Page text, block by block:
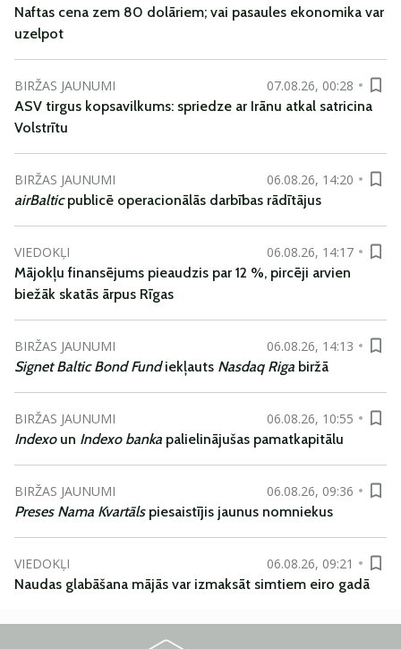
Naftas cena zem 80 dolāriem; vai pasaules ekonomika var
uzelpot
BIRŽAS JAUNUMI
07.08.26, 00:28
ASV tirgus kopsavilkums: spriedze ar Irānu atkal satricina
Volstrītu
BIRŽAS JAUNUMI
06.08.26, 14:20
airBalticpublicē operacionālās darbības rādītājus
VIEDOKĻI
06.08.26, 14:17
Mājokļu finansējums pieaudzis par 12 %, pircēji arvien
biežāk skatās ārpus Rīgas
BIRŽAS JAUNUMI
06.08.26, 14:13
Signet Baltic Bond Fundiekļauts Nasdaq Riga biržā
BIRŽAS JAUNUMI
06.08.26, 10:55
Indexoun Indexo banka palielinājušas pamatkapitālu
BIRŽAS JAUNUMI
06.08.26, 09:36
Preses Nama Kvartāls piesaistījis jaunus nomniekus
VIEDOKĻI
06.08.26, 09:21
Naudas glabāšana mājās var izmaksāt simtiem eiro gadā